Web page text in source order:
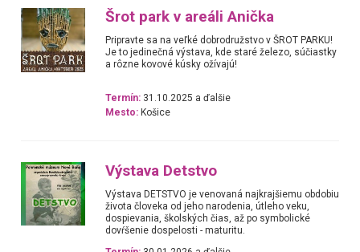
Šrot park v areáli Anička
Pripravte sa na veľké dobrodružstvo v ŠROT PARKU!
Je to jedinečná výstava, kde staré železo, súčiastky
a rôzne kovové kúsky ožívajú!
Termín: 31.10.2025 a ďalšie
Mesto: Košice
Výstava Detstvo
Výstava DETSTVO je venovaná najkrajšiemu obdobiu
života človeka od jeho narodenia, útleho veku,
dospievania, školských čias, až po symbolické
dovŕšenie dospelosti - maturitu.